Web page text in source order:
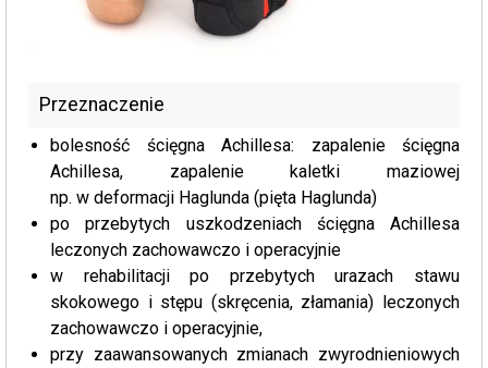
Przeznaczenie
bolesność ścięgna Achillesa: zapalenie ścięgna
Achillesa, zapalenie kaletki maziowej
np. w deformacji Haglunda (pięta Haglunda)
po przebytych uszkodzeniach ścięgna Achillesa
leczonych zachowawczo i operacyjnie
w rehabilitacji po przebytych urazach stawu
skokowego i stępu (skręcenia, złamania) leczonych
zachowawczo i operacyjnie,
przy zaawansowanych zmianach zwyrodnieniowych